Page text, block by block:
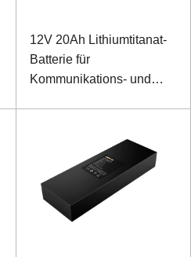
12V 20Ah Lithiumtitanat-
Batterie für
Kommunikations- und